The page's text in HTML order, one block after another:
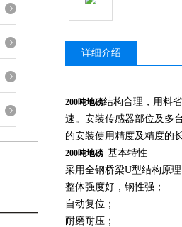
详细介绍
200吨地磅结构合理，用料
速。安装传感器部位及多
的安装使用精度及精度的
200吨地磅 基本特性
采用全钢桥梁U型结构原
整体强度好，钢性强；
自动复位；
耐磨耐压；